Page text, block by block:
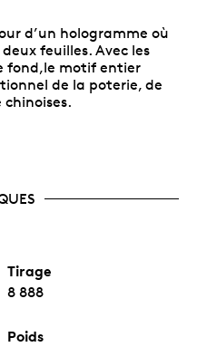
d’un hologramme où
feuilles. Avec les
fond,le motif entier
de la poterie, de
Tirage
8 888
Poids